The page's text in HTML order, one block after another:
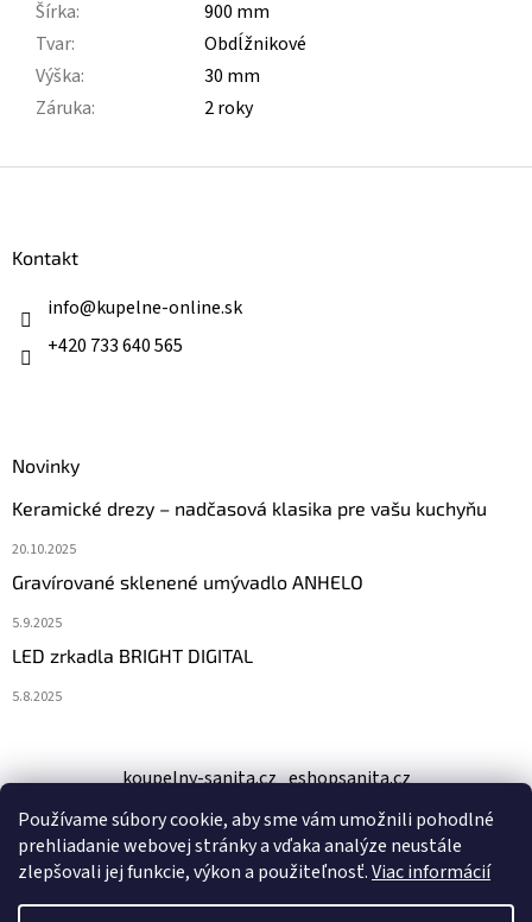
Používame súbory cookie, aby sme vám umožnili pohodlné
prehliadanie webovej stránky a vďaka analýze neustále
zlepšovali jej funkcie, výkon a použiteľnosť.Viac informácií
Šírka:
900 mm
Tvar:
Obdĺžnikové
Výška:
30 mm
Záruka: 2 roky
Kontakt
info@kupelne-online.sk
+420 733 640 565
Novinky
Keramické drezy – nadčasová klasika pre vašu kuchyňu
20.10.2025
Gravírované sklenené umývadlo ANHELO
5.9.2025
LED zrkadla BRIGHT DIGITAL
5.8.2025
koupelny-sanita.cz eshopsanita.cz